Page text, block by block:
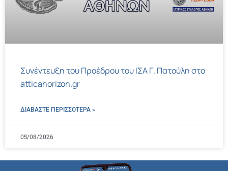
Συνέντευξη του Προέδρου του ΙΣΑ Γ. Πατούλη στο
atticahorizon.gr
ΔΙΑΒΑΣΤΕ ΠΕΡΙΣΣΌΤΕΡΑ »
05/08/2026